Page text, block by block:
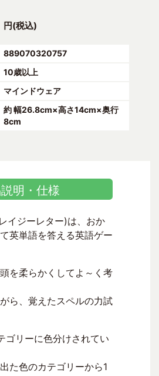
円(税込)
889070320757
10歳以上
マインドウェア
約 幅26.8cm×高さ14cm×奥行
8cm
明・仕様
イジーレター)は、おか
英単語を答える英語ゲー
を柔らかくしてよ～く考
ら、覚えたスペルの力試
ゴリーに色分けされてい
た色のカテゴリーから1